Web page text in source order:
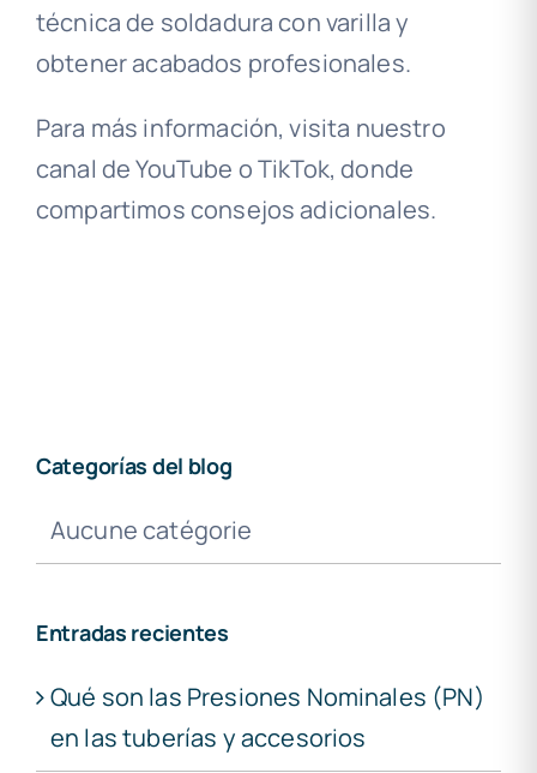
técnica de soldadura con varilla y
obtener acabados profesionales.
Para más información, visita nuestro
canal de YouTube o TikTok, donde
compartimos consejos adicionales.
Categorías del blog
Aucune catégorie
Entradas recientes
Qué son las Presiones Nominales (PN)
en las tuberías y accesorios